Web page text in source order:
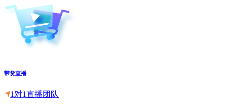
带货直播
1对1直播团队